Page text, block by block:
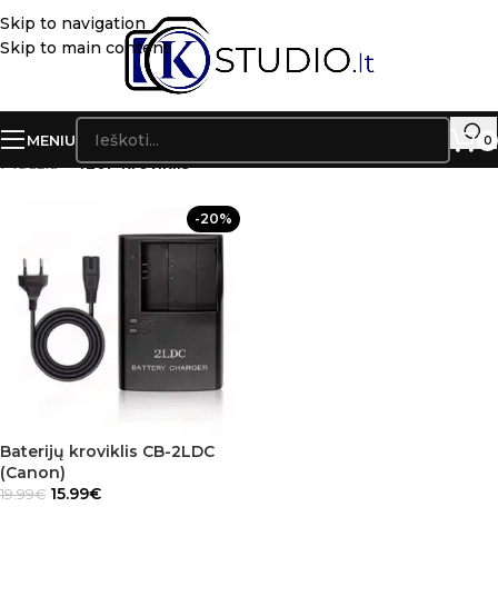
Skip to navigation
Skip to main content
MENIU 0
Pradžia»420F kroviklis
-20%
Baterijų kroviklis CB-2LDC
(Canon)
19.99€ 15.99€